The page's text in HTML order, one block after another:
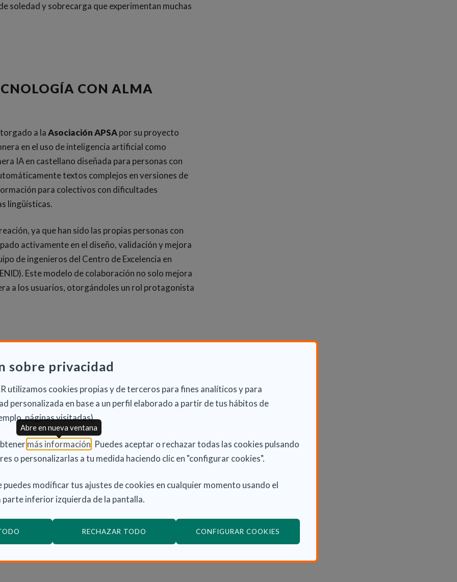
sobre privacidad
utilizamos cookies propias y de terceros para fines analíticos y para
personalizada en base a un perfil elaborado a partir de tus hábitos de
páginas visitadas).
más información (Abre en nueva ventana)
. Puedes aceptar o rechazar todas las cookies pulsando
o personalizarlas a tu medida haciendo clic en "configurar cookies".
puedes modificar tus ajustes de cookies en cualquier momento usando el
parte inferior izquierda de la pantalla.
RECHAZAR TODO CONFIGURAR COOKIES
Abre en nueva ventana
soledad y sobrecarga que experimentan muchas
CON ALMA
a laAsociación APSApor su proyecto
en el uso de inteligencia artificial como
IA en castellano diseñada para personas con
textos complejos en versiones de
para colectivos con dificultades
lingüísticas.
ya que han sido las propias personas con
activamente en el diseño, validación y mejora
de ingenieros del Centro de Excelencia en
Este modelo de colaboración no solo mejora
a los usuarios, otorgándoles un rol protagonista
PARA EL BIENESTAR DE
ha sido para el proyecto
que combina tecnología, apoyo emocional y
las personas cuidadoras de mayores
ofrece un servicio de acompañamiento
ayudar a los cuidadores a gestionar el estrés,
Además de brindar contenidos
prácticas para el autocuidado y
la capacidad de cuidado en el entorno
y humano de atención domiciliaria.